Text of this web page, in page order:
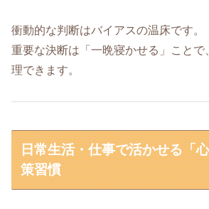
衝動的な判断はバイアスの温床です。
重要な決断は「一晩寝かせる」ことで
理できます。
日常生活・仕事で活かせる「
策習慣